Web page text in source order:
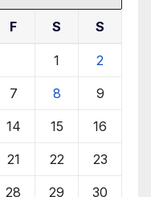
F S S
1 2
7 8 9
14 15 16
21 22 23
28 29 30